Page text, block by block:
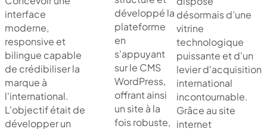
interface
moderne,
responsive et
bilingue capable
de crédibiliser la
marque à
l'international.
L'objectif était de
développer un
développé la
plateforme
en
s'appuyant
sur le CMS
WordPress,
offrant ainsi
un site à la
fois robuste,
désormais d’une
vitrine
technologique
puissante et d'un
levier d'acquisition
international
incontournable.
Grâce au site
internet